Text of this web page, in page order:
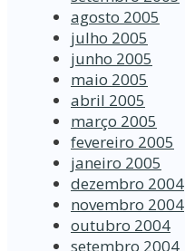
agosto 2005
julho 2005
junho 2005
maio 2005
abril 2005
março 2005
fevereiro 2005
janeiro 2005
dezembro 2004
novembro 2004
outubro 2004
setembro 2004